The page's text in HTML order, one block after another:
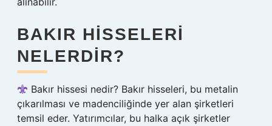
BAKIR HISSELERI
NELERDIR?
Bakır hissesi nedir? Bakır hisseleri, bu metalin
çıkarılması ve madenciliğinde yer alan şirketleri
temsil eder. Yatırımcılar, bu halka açık şirketler